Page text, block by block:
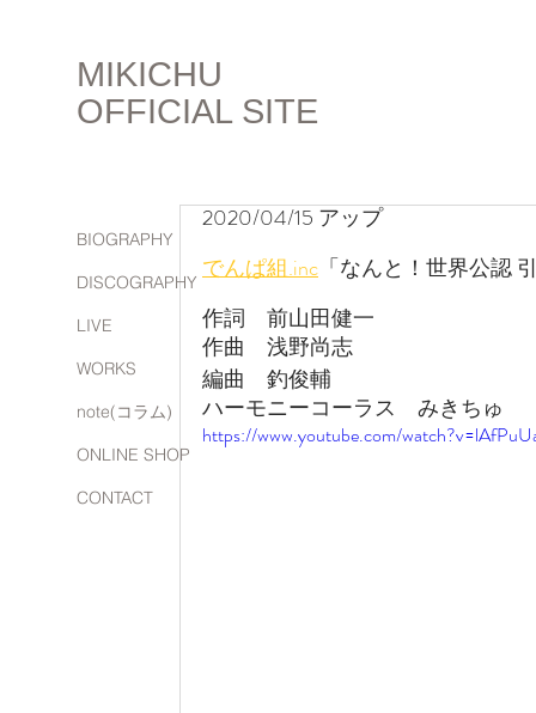
BIOGRAPHY
DISCOGRAPHY
LIVE
WORKS
note(コラム)
ONLINE SHOP
CONTACT
MIKICHU
OFFICIAL SITE
2020/04/15 アップ
でんぱ組.inc 「なんと！世界公認
作詞　前山田健一
作曲　浅野尚志
編曲　釣俊輔
ハーモニーコーラス　みきちゅ
https://www.youtube.com/